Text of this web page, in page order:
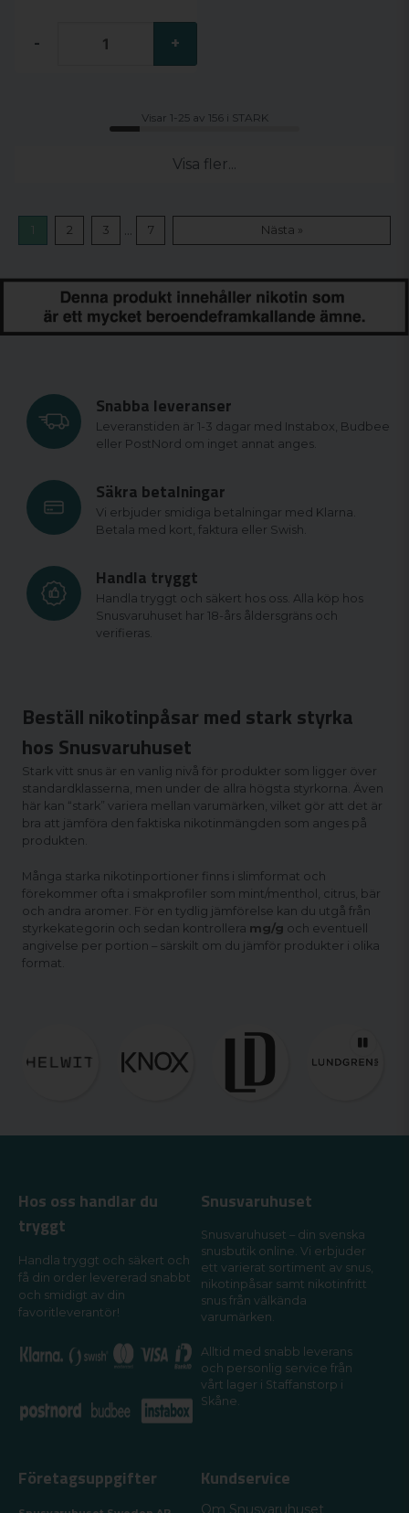
- +
Visar 1-25 av 156 i STARK
Visa fler...
1 2 3 ... 7 Nästa »
Snabba leveranser
Leveranstiden är 1-3 dagar med Instabox, Budbee
eller PostNord om inget annat anges.
Säkra betalningar
Vi erbjuder smidiga betalningar med Klarna.
Betala med kort, faktura eller Swish.
Handla tryggt
Handla tryggt och säkert hos oss. Alla köp hos
Snusvaruhuset har 18-års åldersgräns och
verifieras.
Beställ nikotinpåsar med stark styrka
hos Snusvaruhuset
Stark vitt snus är en vanlig nivå för produkter som ligger över
standardklasserna, men under de allra högsta styrkorna. Även
här kan “stark” variera mellan varumärken, vilket gör att det är
bra att jämföra den faktiska nikotinmängden som anges på
produkten.
Många starka nikotinportioner finns i slimformat och
förekommer ofta i smakprofiler som mint/menthol, citrus, bär
och andra aromer. För en tydlig jämförelse kan du utgå från
styrkekategorin och sedan kontrollera mg/g och eventuell
angivelse per portion – särskilt om du jämför produkter i olika
format.
Hos oss handlar du
tryggt
Handla tryggt och säkert och
få din order levererad snabbt
och smidigt av din
favoritleverantör!
Snusvaruhuset
Snusvaruhuset – din svenska
snusbutik online. Vi erbjuder
ett varierat sortiment av snus,
nikotinpåsar samt nikotinfritt
snus från välkända
varumärken.
Alltid med snabb leverans
och personlig service från
vårt lager i Staffanstorp i
Skåne.
Företagsuppgifter Kundservice
Om Snusvaruhuset